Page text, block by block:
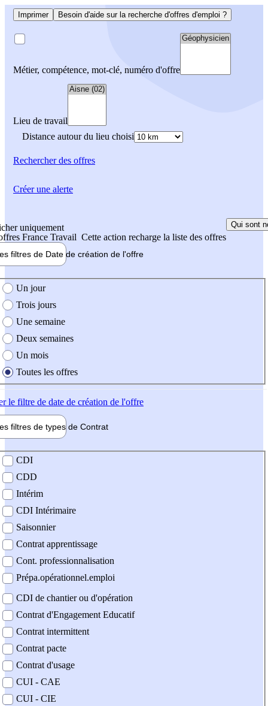
Imprimer Besoin d'aide sur la recherche d'offres d'emploi ?
Métier, compétence, mot-clé, numéro d'offre
Lieu de travail
Distance autour du lieu choisi
Rechercherdes offres
uniquement
France Travail Cette action recharge la liste des offres
Qui sont
filtres de Date de création de l'offre
création de l'offre
Un jour
Trois jours
Une semaine
Deux semaines
Un mois
Toutes les offres
le filtre de date de création de l'offre
filtres de types de Contrat
contrat
CDI
CDD
Intérim
CDI Intérimaire
Saisonnier
Contrat apprentissage
Cont. professionnalisation
Prépa.opérationnel.emploi
CDI de chantier ou d'opération
Contrat d'Engagement Educatif
Contrat intermittent
Contrat pacte
Contrat d'usage
CUI - CAE
CUI - CIE
Créer une alerte